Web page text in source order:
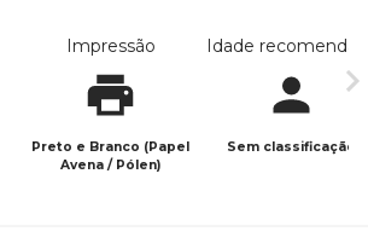
Impressão
Preto e Branco (Papel
Avena / Pólen)
Idade recomendada
Sem classificação